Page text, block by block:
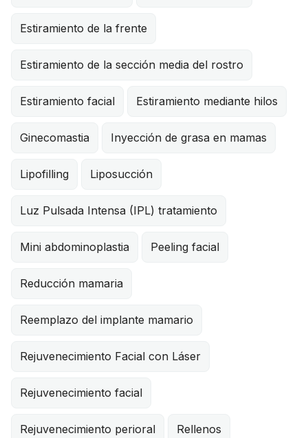
Estiramiento de la frente
Estiramiento de la sección media del rostro
Estiramiento facial Estiramiento mediante hilos
Ginecomastia Inyección de grasa en mamas
Lipofilling Liposucción
Luz Pulsada Intensa (IPL) tratamiento
Mini abdominoplastia Peeling facial
Reducción mamaria
Reemplazo del implante mamario
Rejuvenecimiento Facial con Láser
Rejuvenecimiento facial
Rejuvenecimiento perioral Rellenos